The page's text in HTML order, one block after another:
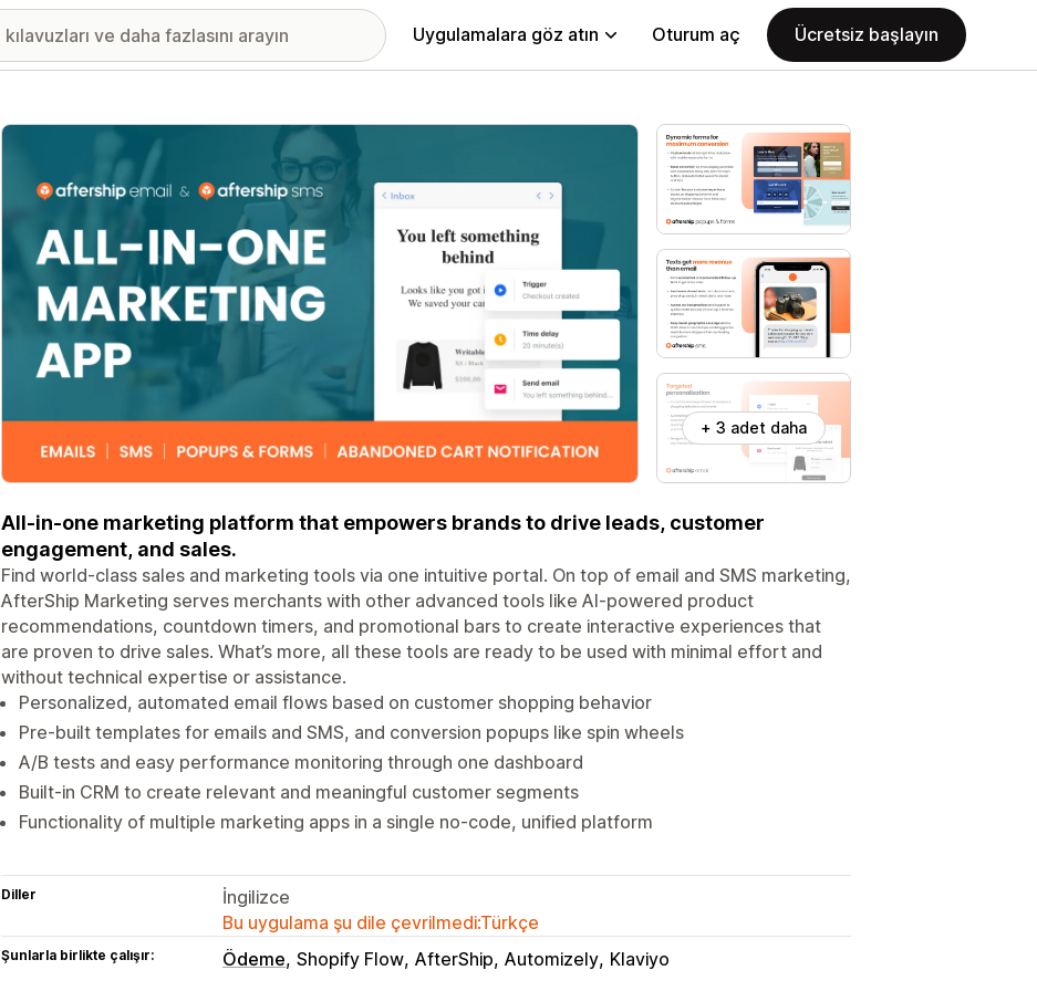
Uygulamalara göz atın Oturum aç Ücretsiz başlayın
Öne çıkan görsel galerisi
+ 3 adet daha
All-in-one marketing platform that empowers brands to drive leads, customer
engagement, and sales.
Find world-class sales and marketing tools via one intuitive portal. On top of email and SMS marketing,
AfterShip Marketing serves merchants with other advanced tools like AI-powered product
recommendations, countdown timers, and promotional bars to create interactive experiences that
are proven to drive sales. What’s more, all these tools are ready to be used with minimal effort and
without technical expertise or assistance.
Personalized, automated email flows based on customer shopping behavior
Pre-built templates for emails and SMS, and conversion popups like spin wheels
A/B tests and easy performance monitoring through one dashboard
Built-in CRM to create relevant and meaningful customer segments
Functionality of multiple marketing apps in a single no-code, unified platform
Diller
İngilizce
Bu uygulama şu dile çevrilmedi:Türkçe
Şunlarla birlikte çalışır: Ödeme Shopify Flow AfterShip Automizely Klaviyo